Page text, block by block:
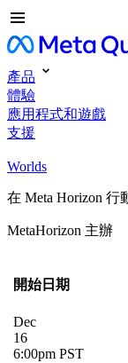
產品
體驗
應用程式和遊戲
支援
Worlds
在 Meta Horizon
MetaHorizon 主辦
開始日期
Dec
16
6:00pm PST